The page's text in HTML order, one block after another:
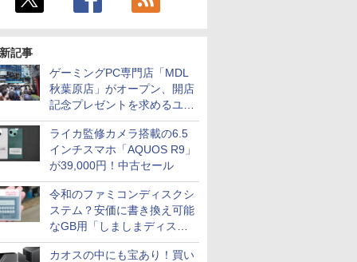
記事
ゲーミングPC専門店「MDL
秋葉原店」がオープン、開店
記念プレゼントを求めるユー
ザーが押し寄せ長蛇の列に
ライカ監修カメラ搭載の6.5
インチスマホ「AQUOS R9」
が39,000円！中古セール
令和のファミコンディスクシ
ステム？安価に書き換え可能
なGB用「しましまディスク
システム」
カオスの中にも宝あり！買い